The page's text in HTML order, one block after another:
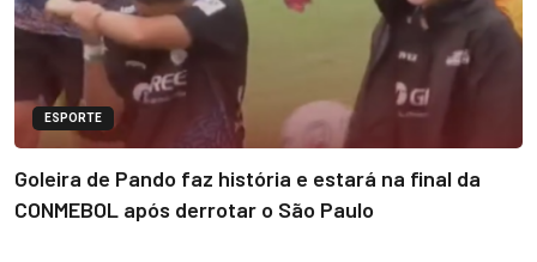
ESPORTE
Goleira de Pando faz história e estará na final da
CONMEBOL após derrotar o São Paulo